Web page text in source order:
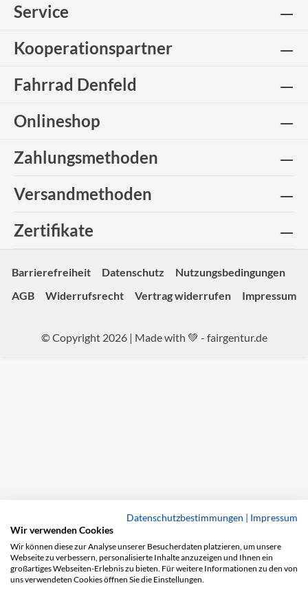
Service
Kooperationspartner
Fahrrad Denfeld
Onlineshop
Zahlungsmethoden
Versandmethoden
Zertifikate
Barrierefreiheit Datenschutz
Nutzungsbedingungen
AGB
Widerrufsrecht Vertrag widerrufen Impressum
© Copyright 2026 | Made with 💚 - fairgentur.de
Datenschutzbestimmungen | Impressum
Wir verwenden Cookies
Wir können diese zur Analyse unserer Besucherdaten platzieren, um unsere
Webseite zu verbessern, personalisierte Inhalte anzuzeigen und Ihnen ein
großartiges Webseiten-Erlebnis zu bieten. Für weitere Informationen zu den von
uns verwendeten Cookies öffnen Sie die Einstellungen.